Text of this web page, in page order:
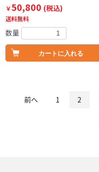
￥50,800 (税込)
送料無料
数量
カートに入れる
前へ 1 2